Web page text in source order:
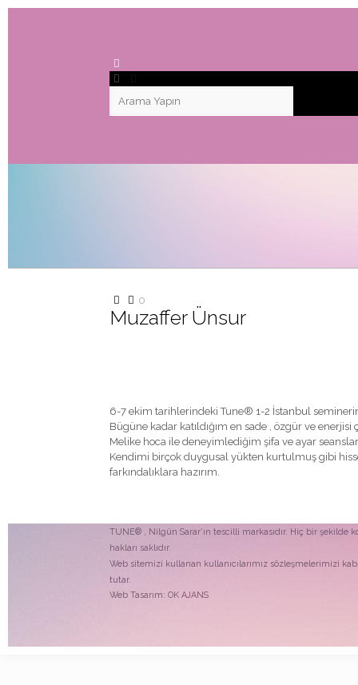
0
Muzaffer Ünsur
6-7 ekim tarihlerindeki Tune® 1-2 İstanbul
Bügüne kadar katıldığım en sade , özgür ve
Melike hoca ile deneyimlediğim şifa ve ayar
Kendimi birçok duygusal yükten kurtulmuş gibi
farkındalıklara hazırım.
TUNE® , Nilgün Sarar’ın tescilli markasıdır. Hiç bir
hakları saklıdır.
Web sitemizi kullanan kullanıcılarımız sözleşmelerimizi
tutar.
Web Tasarım: OK AJANS